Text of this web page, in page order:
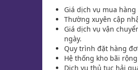
Giá dịch vụ mua
Thường xuyên cập
Giá dịch vụ vận
ngày.
Quy trình đặt hàng
Hệ thống kho bãi
Dịch vụ thủ tục hải